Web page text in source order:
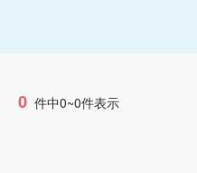
0 件中0~0件表示